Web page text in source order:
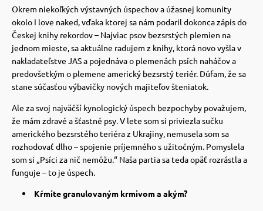
Okrem niekoľkých výstavných úspechov a úžasnej komunity
okolo I love naked, vďaka ktorej sa nám podaril dokonca zápis do
Českej knihy rekordov – Najviac psov bezsrstých plemien na
jednom mieste, sa aktuálne radujem z knihy, ktorá novo vyšla v
nakladateľstve JAS a pojednáva o plemenách psích naháčov a
predovšetkým o plemene americký bezsrstý teriér. Dúfam, že sa
stane súčasťou výbavičky nových majiteľov šteniatok.
Ale za svoj najväčší kynologický úspech bezpochyby považujem,
že mám zdravé a šťastné psy.V lete som si priviezla sučku
amerického bezsrstého teriéra z Ukrajiny, nemusela som sa
rozhodovať dlho – spojenie príjemného s užitočným. Pomyslela
som si „Psíci za nič nemôžu.“ Naša partia sa teda opäť rozrástla a
funguje – to je úspech.
Kŕmite granulovaným krmivom a akým?